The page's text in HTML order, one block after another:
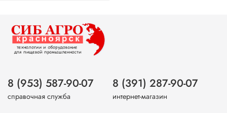
8 (953) 587-90-07
справочная служба
8 (391) 287-90-07
интернет-магазин